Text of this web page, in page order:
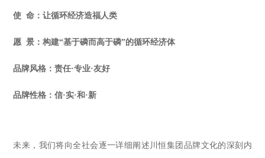
使 命：让循环经济造福人类
愿 景：构建“基于磷而高于磷”的循环经济体
品牌风格：责任·专业·友好
品牌性格：信·实·和·新
未来，我们将向全社会逐一详细阐述川恒集团品牌文化的深刻内